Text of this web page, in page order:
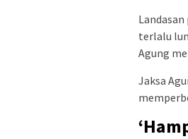
terlalu
Agung
Jaksa